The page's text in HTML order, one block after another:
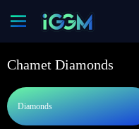
Chamet Diamonds
Diamonds